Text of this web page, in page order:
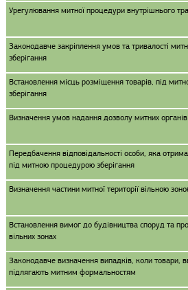
Урегулювання митної процедури внутрішнього
Законодавче закріплення умов та тривалості
зберігання
Встановлення місць розміщення товарів, під
зберігання
Визначення умов надання дозволу митних
Передбачення відповідальності особи, яка
під митною процедурою зберігання
Визначення частини митної території вільною
Встановлення вимог до будівництва споруд та
вільних зонах
Законодавче визначення випадків, коли товари,
підлягають митним формальностям